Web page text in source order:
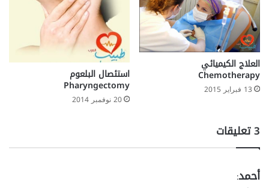
العلاج الكيميائي
Chemotherapy
13 فبراير 2015
استئصال البلعوم
Pharyngectomy
20 نوفمبر 2014
‫3 تعليقات
يأحمد: